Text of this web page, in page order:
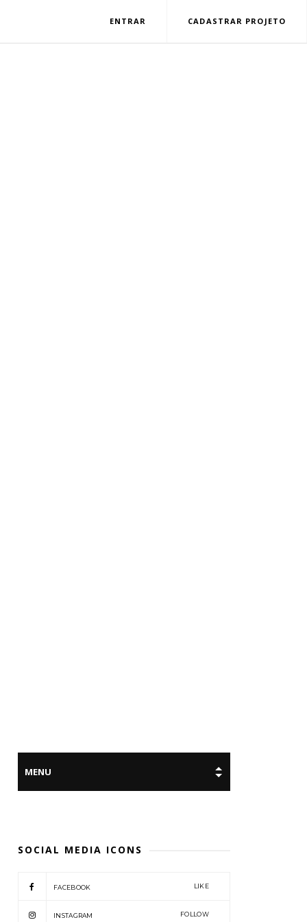
ENTRAR CADASTRAR PROJETO
SOCIAL MEDIA ICONS
FACEBOOK LIKE
INSTAGRAM FOLLOW